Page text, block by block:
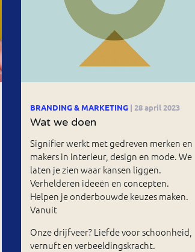
BRANDING & MARKETING | 28 april 2023
Wat we doen
Signifier werkt met gedreven merken en
makers in interieur, design en mode. We
laten je zien waar kansen liggen.
Verhelderen ideeën en concepten.
Helpen je onderbouwde keuzes maken.
Vanuit
Onze drijfveer? Liefde voor schoonheid,
vernuft en verbeeldingskracht.